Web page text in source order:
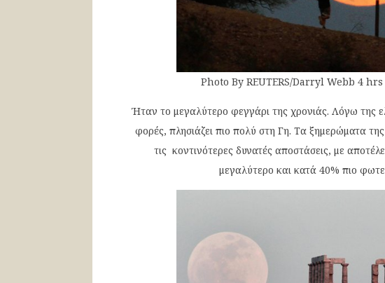
Photo By REUTERS/Darryl Webb 4 hrs
Ήταν το μεγαλύτερο φεγγάρι της χρονιάς. Λόγω της
φορές, πλησιάζει πιο πολύ στη Γη. Τα ξημερώματα
τις κοντινότερες δυνατές αποστάσεις, με
μεγαλύτερο και κατά 40% πιο